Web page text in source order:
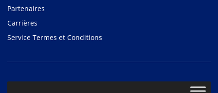
Partenaires
Carrières
Service Termes et Conditions